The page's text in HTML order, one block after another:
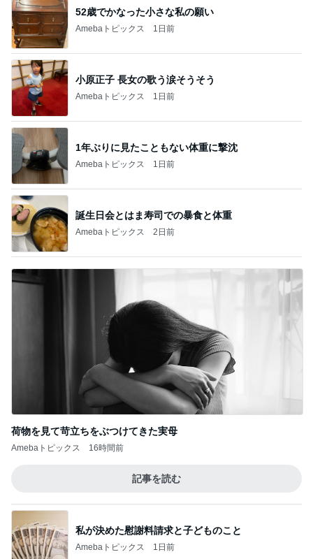
52歳でかなった小さな私の願い
Amebaトピックス 1日前
小原正子 長女の歌う涙そうそう
Amebaトピックス 1日前
1年ぶりに見たこともない体重に撃沈
Amebaトピックス 1日前
誕生日会とはま寿司での暴食と体重
Amebaトピックス 2日前
荷物を見て苛立ちをぶつけてきた実母
Amebaトピックス 16時間前
記事を読む
私が決めた慰謝料請求と子どものこと
Amebaトピックス 1日前